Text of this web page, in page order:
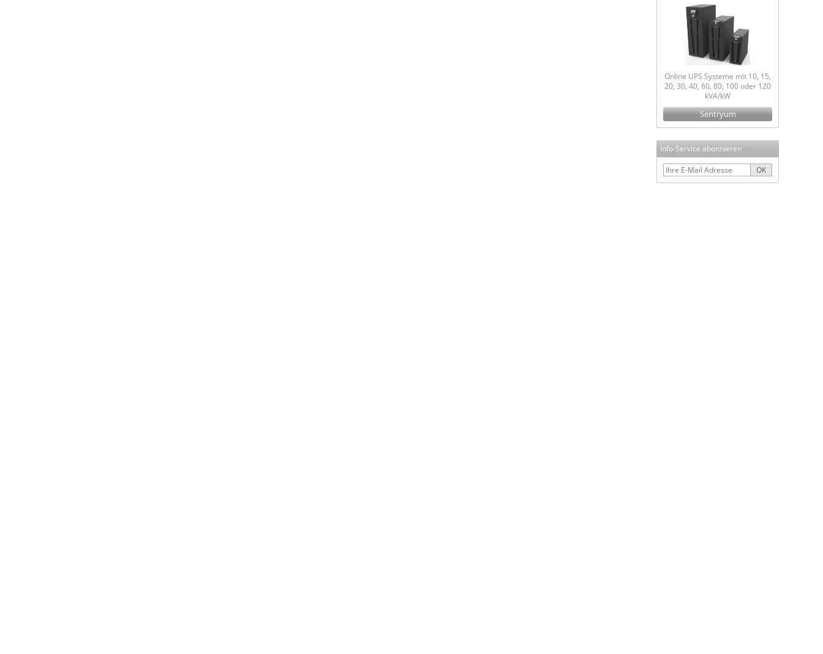
Online UPS Systeme mit 10, 15,
20, 30, 40, 60, 80, 100 oder 120
kVA/kW
Sentryum
Info-Service abonnieren
OK